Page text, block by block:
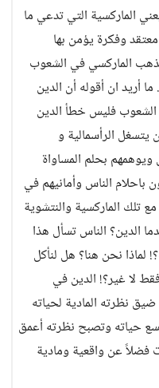
الماركسية التي تدعي ما
وفكرة يؤمن بها
الماركسي في الشعوب
ما أريد ان أقوله أن الدين
الشعوب فليس خطأ الدين
الرأسمالية و
بحلم المساواة
باحلام الناس وأمانيهم في
مع تلك الماركسية والنتشوية
الدين؟ الناس تسأل هذا
لماذا نحن هنا؟ هل لنأكل
لا غير؟! الدين في
نظرته المادية لحياته
حياته وتصبح نظرته أعمق
عن واقعية ومادية